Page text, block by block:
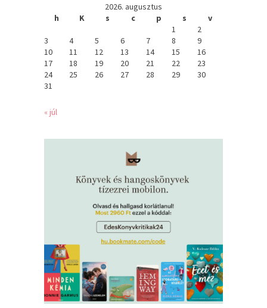
2026. augusztus
h
K s c p s
v
1
2
3
4 5 6 7 8
9
10
11 12 13 14 15
16
17
18 19 20 21 22
23
24
25 26 27 28 29
30
31
« júl